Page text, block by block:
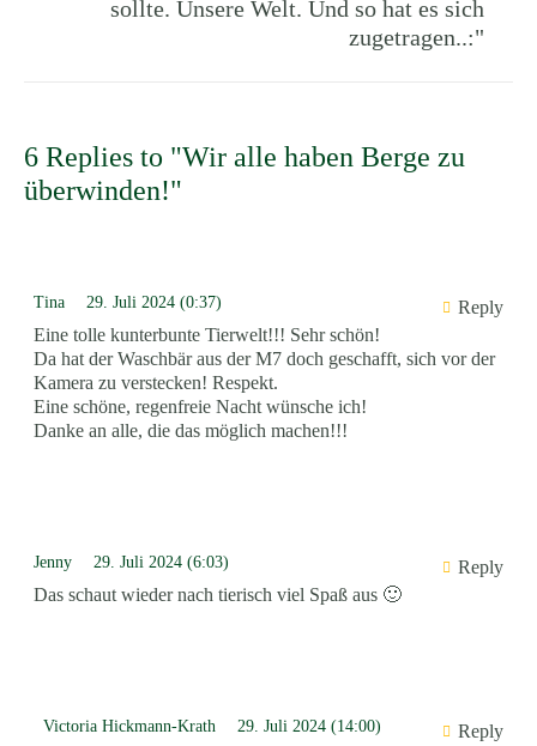
sollte. Unsere Welt. Und so hat es sich
zugetragen..:"
6 Replies to "Wir alle haben Berge zu
überwinden!"
Tina 29. Juli 2024 (0:37)
Reply
Eine tolle kunterbunte Tierwelt!!! Sehr schön!
Da hat der Waschbär aus der M7 doch geschafft, sich vor der
Kamera zu verstecken! Respekt.
Eine schöne, regenfreie Nacht wünsche ich!
Danke an alle, die das möglich machen!!!
Jenny 29. Juli 2024 (6:03)
Reply
Das schaut wieder nach tierisch viel Spaß aus 🙂
Victoria Hickmann-Krath 29. Juli 2024 (14:00)
Reply